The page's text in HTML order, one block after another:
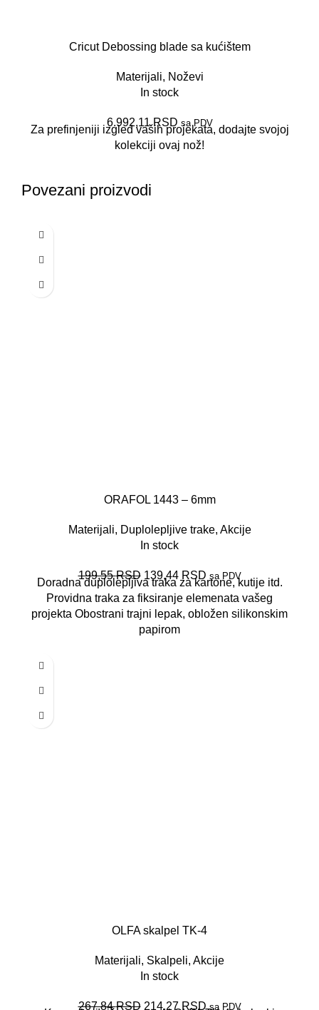
Cricut Debossing blade sa kućištem
Materijali, Noževi
In stock
6.992,11RSD sa PDV
Za prefinjeniji izgled vaših projekata, dodajte svojoj
kolekciji ovaj nož!
Povezani proizvodi
ORAFOL 1443 – 6mm
Materijali, Duplolepljive trake, Akcije
In stock
199,55RSD 139,44 RSD sa PDV
Doradna duplolepljiva traka za kartone, kutije itd.
Providna traka za fiksiranje elemenata vašeg
projekta Obostrani trajni lepak, obložen silikonskim
papirom
OLFA skalpel TK-4
Materijali, Skalpeli, Akcije
In stock
267,84RSD 214,27RSD sa PDV